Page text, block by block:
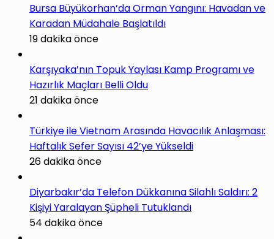
Bursa Büyükorhan’da Orman Yangını: Havadan ve
Karadan Müdahale Başlatıldı
19 dakika önce
Karşıyaka’nın Topuk Yaylası Kamp Programı ve
Hazırlık Maçları Belli Oldu
21 dakika önce
Türkiye ile Vietnam Arasında Havacılık Anlaşması:
Haftalık Sefer Sayısı 42’ye Yükseldi
26 dakika önce
Diyarbakır’da Telefon Dükkanına Silahlı Saldırı: 2
Kişiyi Yaralayan Şüpheli Tutuklandı
54 dakika önce